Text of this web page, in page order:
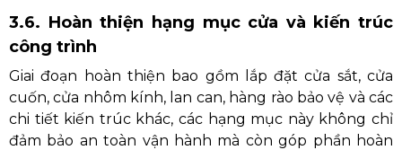
3.6. Hoàn thiện hạng mục cửa và kiến trúc
công trình
Giai đoạn hoàn thiện bao gồm lắp đặt cửa sắt, cửa
cuốn, cửa nhôm kính, lan can, hàng rào bảo vệ và các
chi tiết kiến trúc khác, các hạng mục này không chỉ
đảm bảo an toàn vận hành mà còn góp phần hoàn